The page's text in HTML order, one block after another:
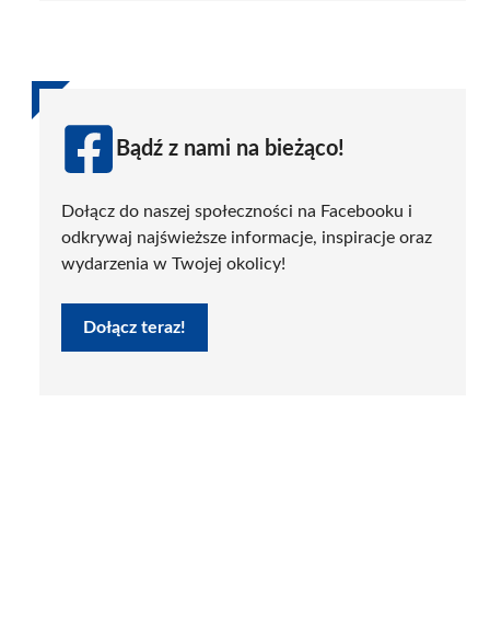
Bądź z nami na bieżąco!
Dołącz do naszej społeczności na Facebooku i
odkrywaj najświeższe informacje, inspiracje oraz
wydarzenia w Twojej okolicy!
Dołącz teraz!